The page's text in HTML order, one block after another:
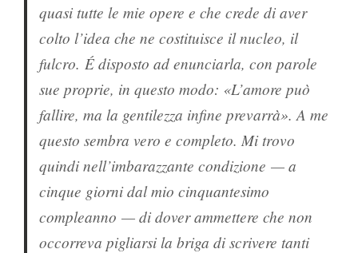
quasi tutte le mie opere e che crede di aver
colto l’idea che ne costituisce il nucleo, il
fulcro. É disposto ad enunciarla, con parole
sue proprie, in questo modo: «L’amore può
fallire, ma la gentilezza infine prevarrà». A me
questo sembra vero e completo. Mi trovo
quindi nell’imbarazzante condizione — a
cinque giorni dal mio cinquantesimo
compleanno — di dover ammettere che non
occorreva pigliarsi la briga di scrivere tanti